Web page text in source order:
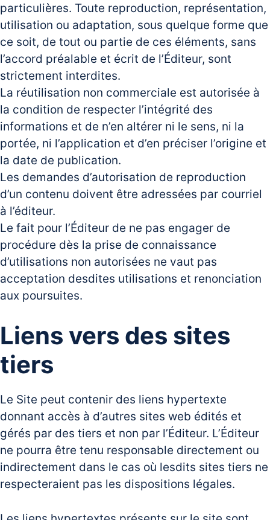
particulières. Toute reproduction, représentation,
utilisation ou adaptation, sous quelque forme que
ce soit, de tout ou partie de ces éléments, sans
l’accord préalable et écrit de l’Éditeur, sont
strictement interdites.
La réutilisation non commerciale est autorisée à
la condition de respecter l’intégrité des
informations et de n’en altérer ni le sens, ni la
portée, ni l’application et d’en préciser l’origine et
la date de publication.
Les demandes d’autorisation de reproduction
d’un contenu doivent être adressées par courriel
à l’éditeur.
Le fait pour l’Éditeur de ne pas engager de
procédure dès la prise de connaissance
d’utilisations non autorisées ne vaut pas
acceptation desdites utilisations et renonciation
aux poursuites.
Liens vers des sites
tiers
Le Site peut contenir des liens hypertexte
donnant accès à d’autres sites web édités et
gérés par des tiers et non par l’Éditeur. L’Éditeur
ne pourra être tenu responsable directement ou
indirectement dans le cas où lesdits sites tiers ne
respecteraient pas les dispositions légales.